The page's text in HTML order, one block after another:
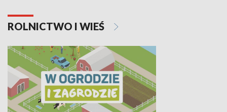
ROLNICTWO I WIEŚ